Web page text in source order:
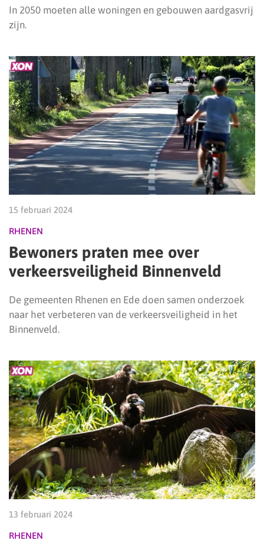
In 2050 moeten alle woningen en gebouwen aardgasvrij
zijn.
15 februari 2024
RHENEN
Bewoners praten mee over
verkeersveiligheid Binnenveld
De gemeenten Rhenen en Ede doen samen onderzoek
naar het verbeteren van de verkeersveiligheid in het
Binnenveld.
13 februari 2024
RHENEN